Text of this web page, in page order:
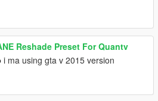
Reshade Preset For Quantv
i ma using gta v 2015 version